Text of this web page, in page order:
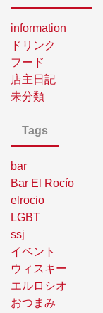
information
ドリンク
フード
店主日記
未分類
Tags
bar
Bar El Rocío
elrocio
LGBT
ssj
イベント
ウィスキー
エルロシオ
おつまみ